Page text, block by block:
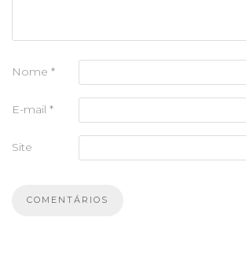
Nome *
E-mail *
Site